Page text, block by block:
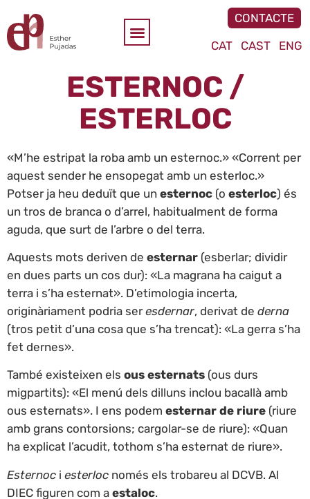
CONTACTE
CAT
CAST ENG
ESTERNOC /
ESTERLOC
«M’he estripat la roba amb un esternoc.» «Corrent per
aquest sender he ensopegat amb un esterloc.»
Potser ja heu deduït que un esternoc (o esterloc) és
un tros de branca o d’arrel, habitualment de forma
aguda, que surt de l’arbre o del terra.
Aquests mots deriven de esternar (esberlar; dividir
en dues parts un cos dur): «La magrana ha caigut a
terra i s’ha esternat». D’etimologia incerta,
originàriament podria seresdernar, derivat de derna
(tros petit d’una cosa que s’ha trencat): «La gerra s’ha
fet dernes».
També existeixen els ous esternats (ous durs
migpartits): «El menú dels dilluns inclou bacallà amb
ous esternats». I ens podem esternar de riure (riure
amb grans contorsions; cargolar-se de riure): «Quan
ha explicat l’acudit, tothom s’ha esternat de riure».
Esternoc i esterloc només els trobareu al DCVB. Al
DIEC figuren com a estaloc.